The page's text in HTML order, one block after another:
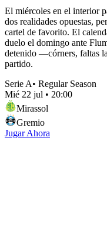
El miércoles en el interior
dos realidades opuestas,
cartel de favorito. El
duelo el domingo ante
detenido —córners, faltas
partido.
Serie A• Regular Season
Mié 22 jul • 20:00
Mirassol
Gremio
Jugar Ahora